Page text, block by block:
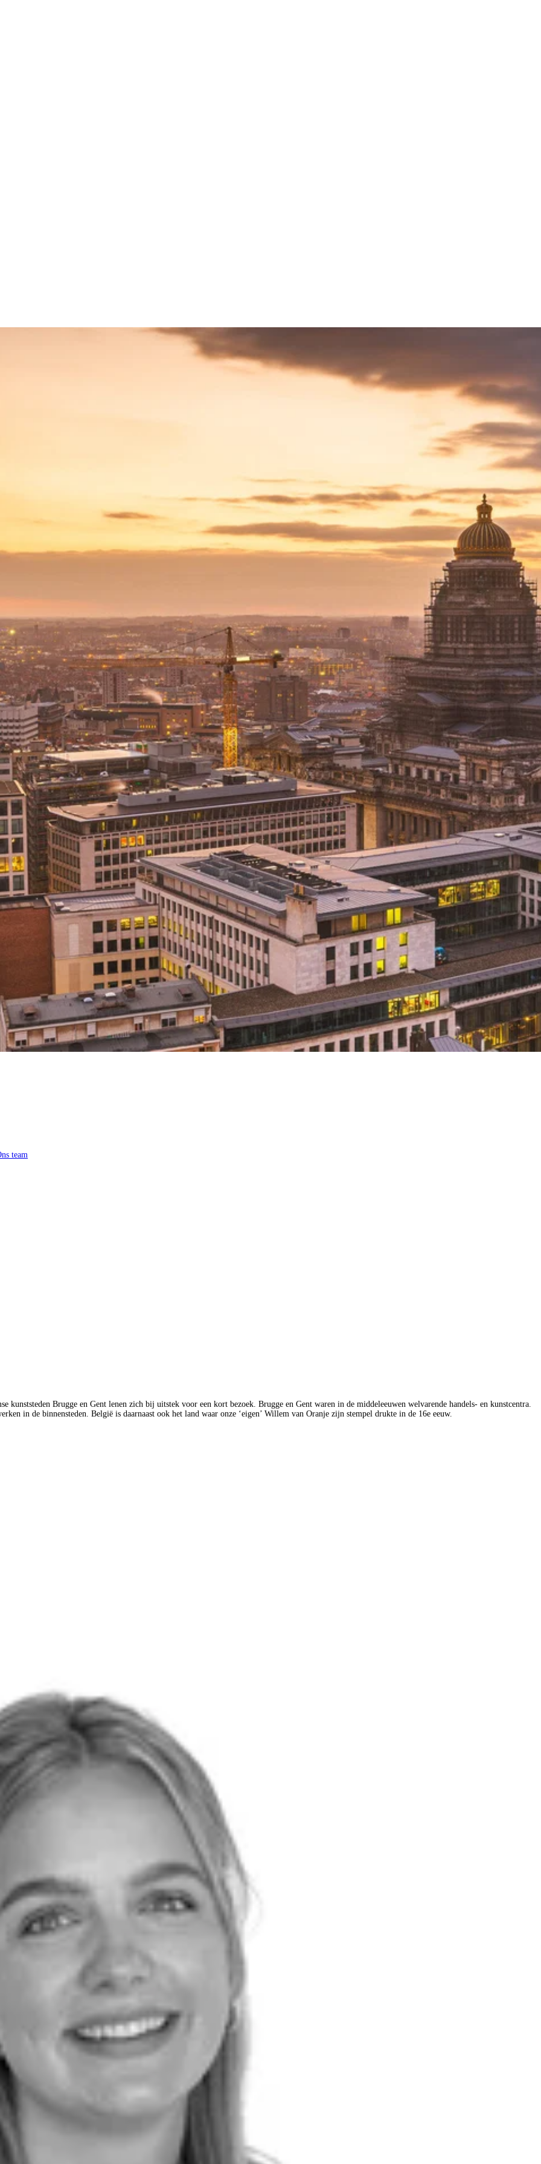
team
kunststeden Brugge en Gent lenen zich bij uitstek voor een kort bezoek. Brugge en Gent waren in de middeleeuwen welvarende handels- en kunstcentra.
in de binnensteden. België is daarnaast ook het land waar onze ‘eigen’ Willem van Oranje zijn stempel drukte in de 16e eeuw.